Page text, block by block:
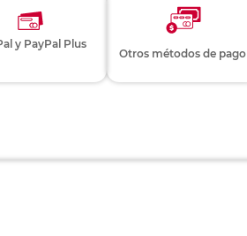
y PayPal Plus
Otros métodos de pago